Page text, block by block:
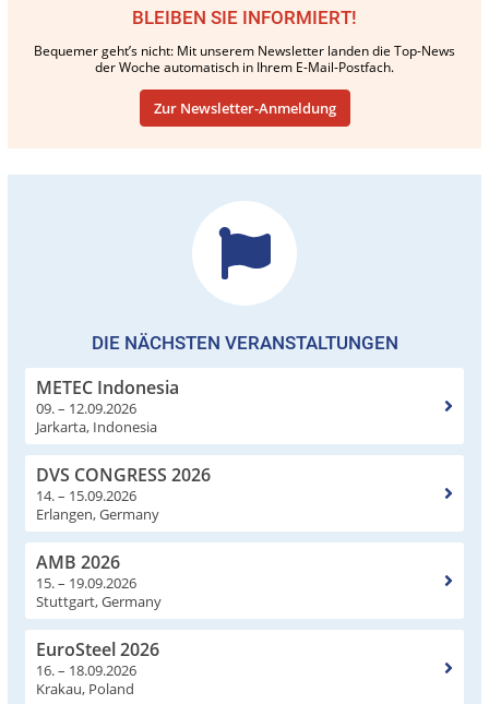
BLEIBEN SIE INFORMIERT!
Bequemer geht’s nicht: Mit unserem Newsletter landen die Top-News
der Woche automatisch in Ihrem E-Mail-Postfach.
Zur Newsletter-Anmeldung
DIE NÄCHSTEN VERANSTALTUNGEN
METEC Indonesia
09. – 12.09.2026
Jarkarta, Indonesia
DVS CONGRESS 2026
14. – 15.09.2026
Erlangen, Germany
AMB 2026
15. – 19.09.2026
Stuttgart, Germany
EuroSteel 2026
16. – 18.09.2026
Krakau, Poland